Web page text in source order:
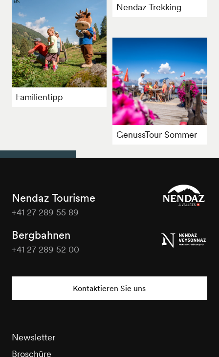
Nendaz Trekking
Familientipp
GenussTour Sommer
Nendaz Tourisme
+41 27 289 55 89
Bergbahnen
+41 27 289 52 00
Kontaktieren Sie uns
Newsletter
Broschüre